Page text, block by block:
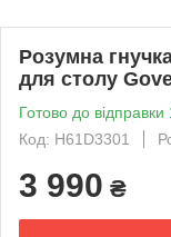
Розумна
для столу
Готово до відправки
Код: H61D3301
3 990 ₴